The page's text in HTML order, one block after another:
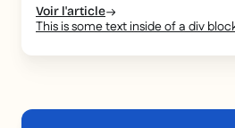
Voir l'article
This is some text inside of a div